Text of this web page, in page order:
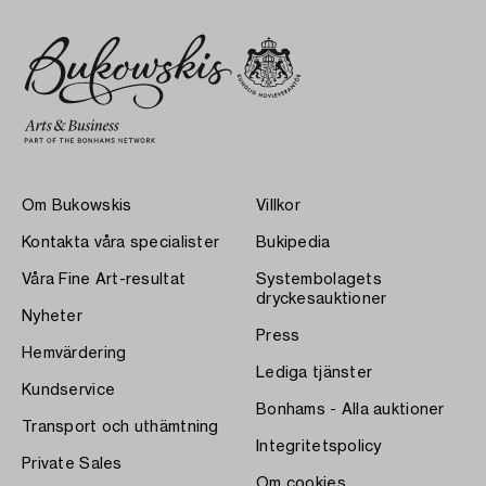
Om Bukowskis
Kontakta våra specialister
Våra Fine Art-resultat
Nyheter
Hemvärdering
Kundservice
Transport och uthämtning
Private Sales
Villkor
Bukipedia
Systembolagets
dryckesauktioner
Press
Lediga tjänster
Bonhams - Alla auktioner
Integritetspolicy